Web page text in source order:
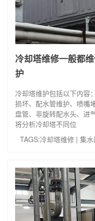
冷却塔维修一般都
护
冷却塔维护包括以下内容
损坏、配水管维护、喷嘴
盘管、非旋转配水头、进
将分析冷却塔不同位
TAGS:冷却塔维修 | 集